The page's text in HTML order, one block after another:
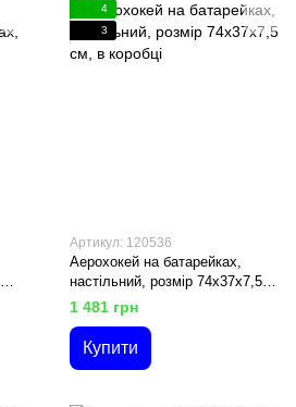
4
3
Артикул: 120536
Аерохокей на батарейках,
настільний, розмір 74х37х7,5
см, в коробці
1 481 грн
Купити